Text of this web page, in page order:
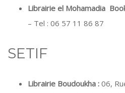
Librairie el Mohamadia
– Tel : 06 57 11 86 87
SETIF
Librairie Boudoukha : 06,